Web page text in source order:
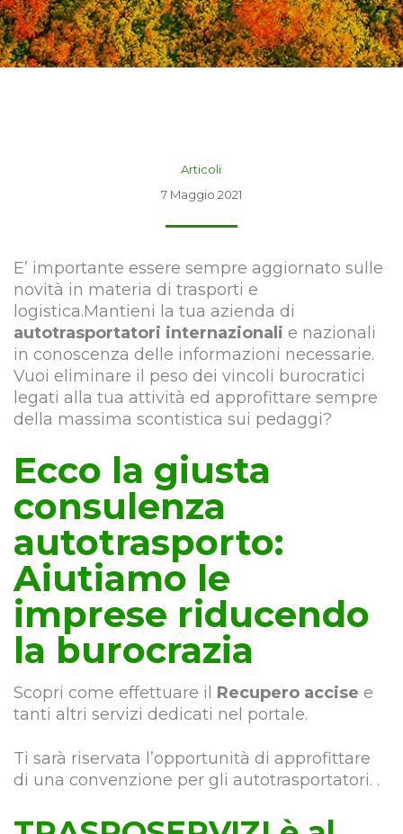
Articoli
7 Maggio 2021
E’ importante essere sempre aggiornato sulle
novità in materia di trasporti e
logistica.Mantieni la tua azienda di
autotrasportatori internazionali e nazionali
in conoscenza delle informazioni necessarie.
Vuoi eliminare il peso dei vincoli burocratici
legati alla tua attività ed approfittare sempre
della massima scontistica sui pedaggi?
Ecco la giusta
consulenza
autotrasporto:
Aiutiamo le
imprese riducendo
la burocrazia
Scopri come effettuare il Recupero accise e
tanti altri servizi dedicati nel portale.
Ti sarà riservata l’opportunità di approfittare
di una convenzione per gli autotrasportatori. .